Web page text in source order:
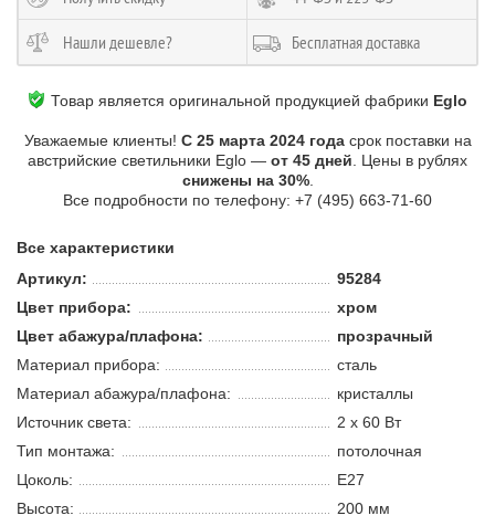
Нашли дешевле? Бесплатная доставка
Товар является оригинальной продукцией фабрики Eglo
Уважаемые клиенты! С 25 марта 2024 годасрок поставки на
австрийские светильники Eglo — от 45 дней . Цены в рублях
снижены на 30%.
Все подробности по телефону: +7 (495) 663-71-60
Все характеристики
Артикул:
95284
Цвет прибора:
хром
Цвет абажура/плафона:
прозрачный
Материал прибора:
сталь
Материал абажура/плафона:
кристаллы
Источник света:
2 х 60 Вт
Тип монтажа:
потолочная
Цоколь:
E27
Высота:
200 мм